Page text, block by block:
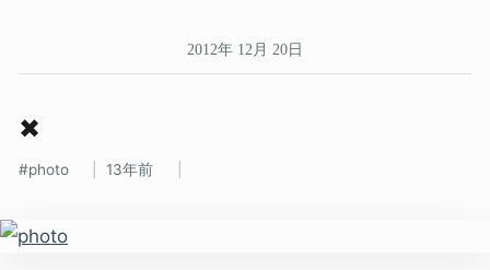
2012年 12月 20日
✖
photo 13年前